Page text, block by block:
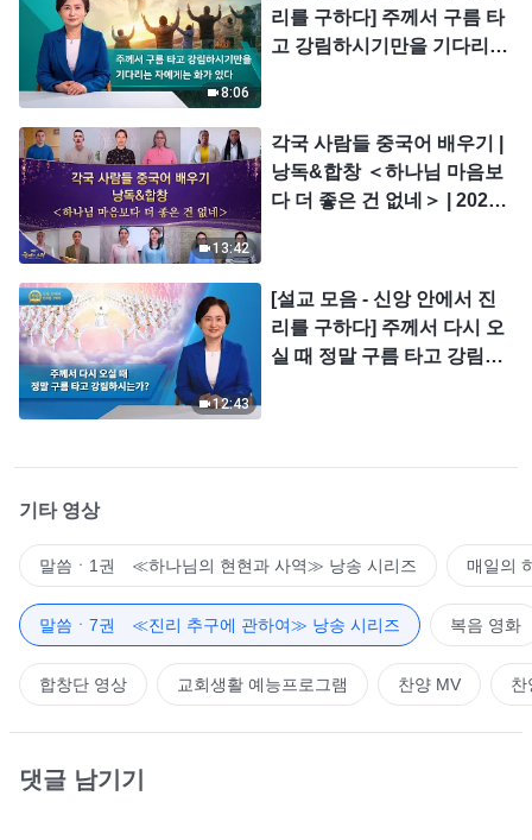
8:06
리를 구하다] 주께서 구름 타
고 강림하시기만을 기다리는
13:42
각국 사람들 중국어 배우기 |
낭독&합창 ＜하나님 마음보
다 더 좋은 건 없네＞ | 2026
12:43
[설교 모음 - 신앙 안에서 진
리를 구하다] 주께서 다시 오
실 때 정말 구름 타고 강림하
기타 영상
말씀ㆍ1권 ≪하나님의 현현과 사역≫ 낭송 시리즈 매일의
말씀ㆍ7권 ≪진리 추구에 관하여≫ 낭송 시리즈 복음 영화
합창단 영상 교회생활 예능프로그램 찬양 MV 찬
댓글 남기기